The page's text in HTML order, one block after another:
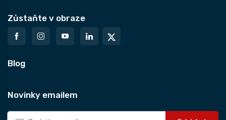
Zůstaňte v obraze
Blog
Novinky emailem